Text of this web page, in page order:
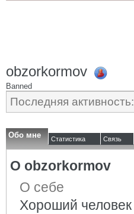
obzorkormov
Banned
Последняя активность:
Обо мне Статистика Связь
О obzorkormov
О себе
Хороший человек